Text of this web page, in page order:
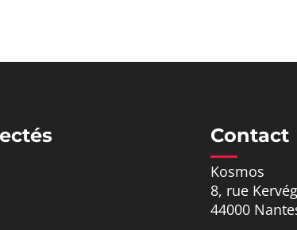
Contact
Kosmos
8, rue
44000